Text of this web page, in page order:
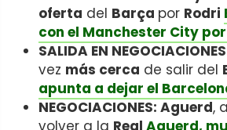
oferta del Barça por Rodri
con el Manchester City
SALIDA EN
vez más cerca de salir del
apunta a dejar el
NEGOCIACIONES: Aguerd,
volver a la Real Aguerd,